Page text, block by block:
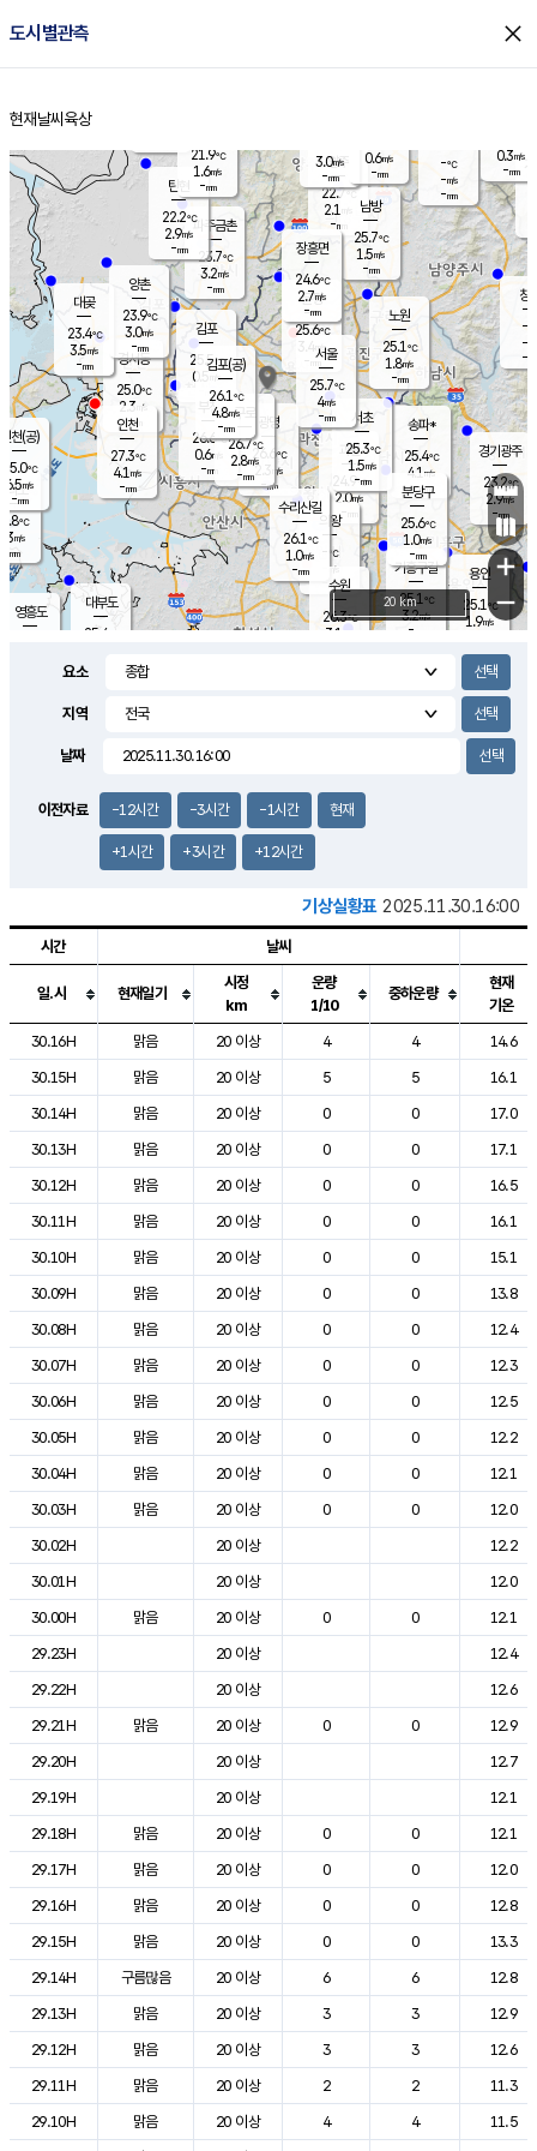
도시별관측 close
홈
현재날씨 육상
의도
℃
m/s
mm
영흥도
양주
22.7℃
2.1
-mm
과천
24.9℃
2.0m/s
- mm
용인
25.1℃
1.9m/s
경기광주
23.2℃
2.9m/s
-mm
2.9m/s
대부도
25.4
경서동
25.0℃
2.3 m/s
-mm
파주금촌
23.7℃
3.2m/s
-mm
-℃
-m/s
-mm
대곶
23.4℃
3.5m/s
-mm
창
-
-m/
-
탄현
22.2℃
2.9m/s
-mm
0.3m/s
-mm
의왕
- ℃
m/s
mm
김포
25.5℃
0.5 m/s
mm
광명
26.6 ℃
2.3 m/s
-mm
부천
26.6℃
0.6m/s
-mm
양촌
23.9℃
3.0m/s
-mm
구로
26.7℃
2.8m/s
-mm
은평
25.6℃
3.4 m/s
- mm
노원
25.1℃
1.8m/s
-mm
송파*
25.4℃
4.1 m/s
-mm
서초
25.3℃
1.5m/s
-mm
남방
25.7℃
1.5m/s
-mm
기흥구갈
25.1℃
3.2m/s
-
수리산길
26.1℃
1.0m/s
-mm
분당구
25.6℃
1.0m/s
-mm
장흥면
24.6℃
2.7m/s
-mm
3.0m/s
-mm
인천(공)
25.0℃
6.5m/s
-mm
김포(공)
26.1℃
4.8m/s
-mm
수원
26.3℃
3.1 m/s
인천
27.3℃
4.1 m/s
-mm
서울
25.7℃
4m/s
-mm
21.9℃
1.6m/s
-mm
0.6m/s
-mm
+
−
20 km
요소
지역
날짜
이전자료 -12시간 -3시간 -1시간 현재
+1시간 +3시간 +12시간
기상실황표 2025.11.30.16:00
도시별 기상실황표로 지점, 날씨, 기온, 강수, 바람, 기압등을 안내한 표입
시간 날씨
일.시 현재일기
시정
km
운량
1/10
중하운량
현재
기온
30.16H
맑음 20 이상 4 4
14.6
30.15H
맑음 20 이상 5 5
16.1
30.14H
맑음 20 이상 0 0
17.0
30.13H
맑음 20 이상 0 0
17.1
30.12H
맑음 20 이상 0 0
16.5
30.11H
맑음 20 이상 0 0
16.1
30.10H
맑음 20 이상 0 0
15.1
30.09H
맑음 20 이상 0 0
13.8
30.08H
맑음 20 이상 0 0
12.4
30.07H
맑음 20 이상 0 0
12.3
30.06H
맑음 20 이상 0 0
12.5
30.05H
맑음 20 이상 0 0
12.2
30.04H
맑음 20 이상 0 0
12.1
30.03H
맑음 20 이상 0 0
12.0
30.02H
20 이상
12.2
30.01H
20 이상
12.0
30.00H
맑음 20 이상 0 0
12.1
29.23H
20 이상
12.4
29.22H
20 이상
12.6
29.21H
맑음 20 이상 0 0
12.9
29.20H
20 이상
12.7
29.19H
20 이상
12.1
29.18H
맑음 20 이상 0 0
12.1
29.17H
맑음 20 이상 0 0
12.0
29.16H
맑음 20 이상 0 0
12.8
29.15H
맑음 20 이상 0 0
13.3
29.14H
구름많음 20 이상 6 6
12.8
29.13H
맑음 20 이상 3 3
12.9
29.12H
맑음 20 이상 3 3
12.6
29.11H
맑음 20 이상 2 2
11.3
29.10H
맑음 20 이상 4 4
11.5